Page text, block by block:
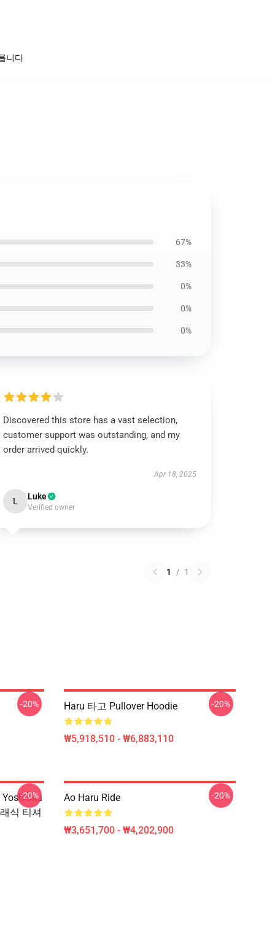
니다
67%
33%
0%
0%
0%
Discovered this store has a vast selection,
customer support was outstanding, and my
order arrived quickly.
Apr 18, 2025
L Luke
Verified owner
1 / 1
-20% Haru 타고 Pullover Hoodie
₩5,918,510 - ₩6,883,110
-20%
식 티셔
-20% Ao Haru Ride
₩3,651,700 - ₩4,202,900
-20%